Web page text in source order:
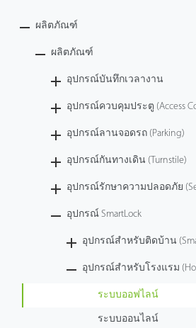
เทคโนโลยี
ผลิตภัณฑ์
ผลิตภัณฑ์
อุปกรณ์บันทึกเวลางาน
อุปกรณ์ควบคุมประตู (Access
อุปกรณ์ลานจอดรถ (Parking)
อุปกรณ์กันทางเดิน (Turnstile)
อุปกรณ์รักษาความปลอดภัย
อุปกรณ์ SmartLock
อุปกรณ์สำหรับติดบ้าน
อุปกรณ์สำหรับโรงแรม
ระบบออฟไลน์
ระบบออนไลน์